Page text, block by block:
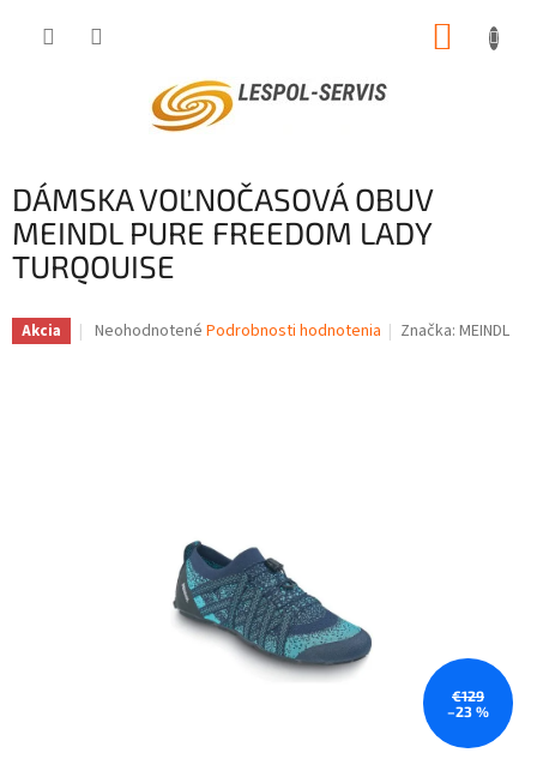
DÁMSKA VOĽNOČASOVÁ OBUV
MEINDL PURE FREEDOM LADY
TURQOUISE
Akcia
Priemerné
Neohodnotené Podrobnosti hodnotenia Značka:MEINDL
€129
–23 %